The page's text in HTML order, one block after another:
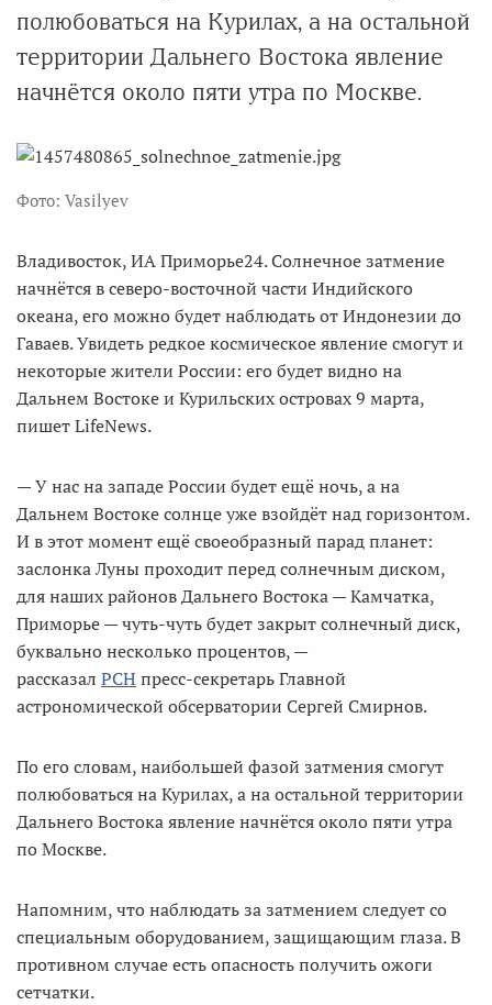
полюбоваться на Курилах, а на остальной
территории Дальнего Востока явление
начнётся около пяти утра по Москве.
Фото: Vasilyev
Владивосток, ИА Приморье24. Солнечное затмение
начнётся в северо-восточной части Индийского
океана, его можно будет наблюдать от Индонезии до
Гаваев. Увидеть редкое космическое явление смогут и
некоторые жители России: его будет видно на
Дальнем Востоке и Курильских островах 9 марта,
пишет LifeNews.
— У нас на западе России будет ещё ночь, а на
Дальнем Востоке солнце уже взойдёт над горизонтом.
И в этот момент ещё своеобразный парад планет:
заслонка Луны проходит перед солнечным диском,
для наших районов Дальнего Востока — Камчатка,
Приморье — чуть-чуть будет закрыт солнечный диск,
буквально несколько процентов, —
рассказал РСН пресс-секретарь Главной
астрономической обсерватории Сергей Смирнов.
По его словам, наибольшей фазой затмения смогут
полюбоваться на Курилах, а на остальной территории
Дальнего Востока явление начнётся около пяти утра
по Москве.
Напомним, что наблюдать за затмением следует со
специальным оборудованием, защищающим глаза. В
противном случае есть опасность получить ожоги
сетчатки.